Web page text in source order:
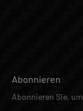
Abonnieren
Abonnieren Sie,